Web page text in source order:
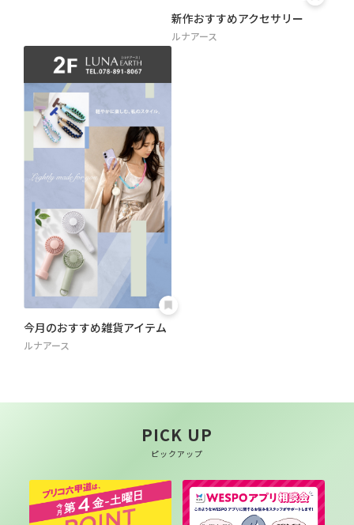
新作おすすめアクセサリー
ルナアース
今月のおすすめ雑貨アイテム
ルナアース
PICK UP
ピックアップ